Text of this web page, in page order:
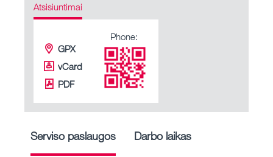
Atsisiuntimai
GPX
vCard
PDF
Phone:
Serviso paslaugos Darbo laikas